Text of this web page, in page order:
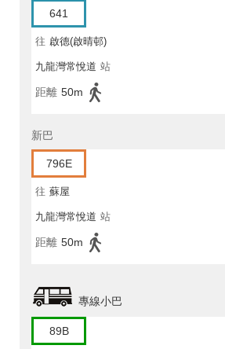
641
往 啟德(啟晴邨)
九龍灣常悅道 站
距離 50m
新巴
796E
往 蘇屋
九龍灣常悅道 站
距離 50m
專線小巴
89B